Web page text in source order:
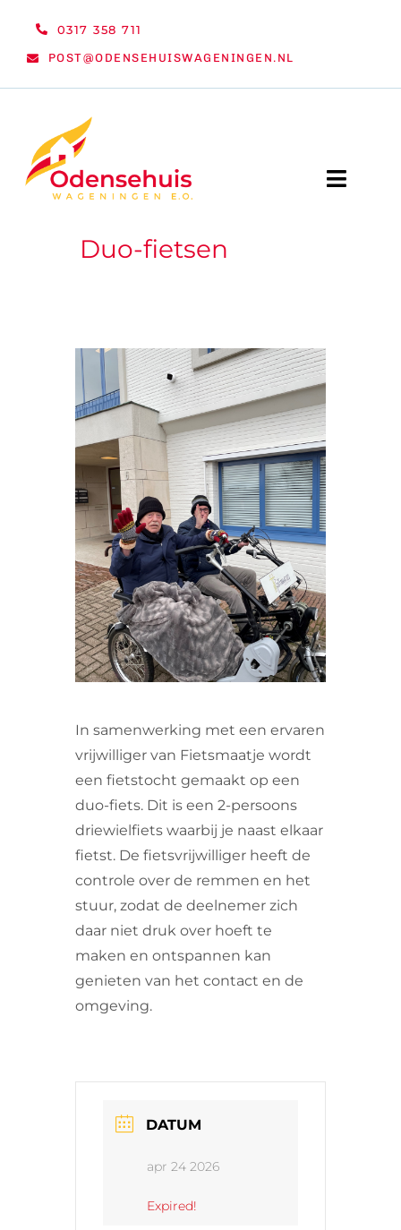
0317 358 711
POST@ODENSEHUISWAGENINGEN.NL
Toggle
WELKOM
ORGANISATIE
VRIJWILLIGERS & STAGIAIRES
CONTACT
Duo-fietsen
In samenwerking met een ervaren
vrijwilliger van Fietsmaatje wordt
een fietstocht gemaakt op een
duo-fiets. Dit is een 2-persoons
driewielfiets waarbij je naast elkaar
fietst. De fietsvrijwilliger heeft de
controle over de remmen en het
stuur, zodat de deelnemer zich
daar niet druk over hoeft te
maken en ontspannen kan
genieten van het contact en de
omgeving.
DATUM
apr 24 2026
Expired!